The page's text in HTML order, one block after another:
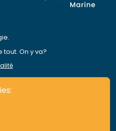
vous convoitez ?
le formulaire pour
candidature.